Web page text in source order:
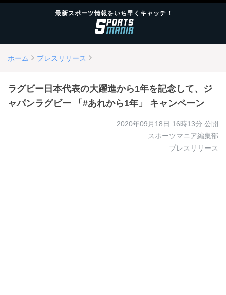
最新スポーツ情報をいち早くキャッチ！
ホーム プレスリリース
ラグビー日本代表の大躍進から1年を記念して、ジ
ャパンラグビー 「#あれから1年」 キャンペーン
2020年09月18日 16時13分 公開
スポーツマニア編集部
プレスリリース